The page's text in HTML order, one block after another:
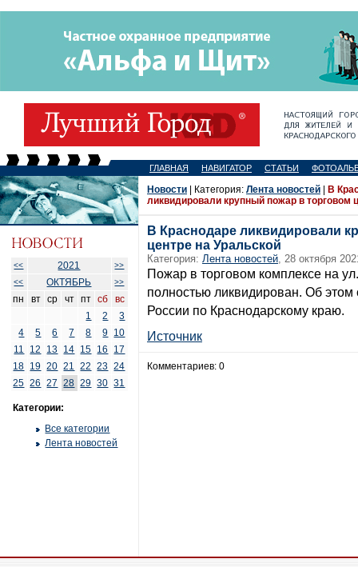
ГЛАВНАЯ НАВИГАТОР СТАТЬИ
<< 2021
>>
<<
ОКТЯБРЬ >>
пн вт ср чт пт сб
вс
1
2
3
4
5 6 7 8 9 10
11
12 13 14 15 16
17
18 19 20 21 22 23 24
25 26 27 28 29 30 31
Категории:
Все категории
Лента новостей
Новости | Категория: Лента новостей
В
ликвидировали крупный пожар в торговом
В Краснодаре ликвидировали
центре на Уральской
Категория: Лента новостей, 28 октября
Пожар в торговом комплексе на
полностью ликвидирован. Об
России по Краснодарскому краю.
Источник
Комментариев: 0